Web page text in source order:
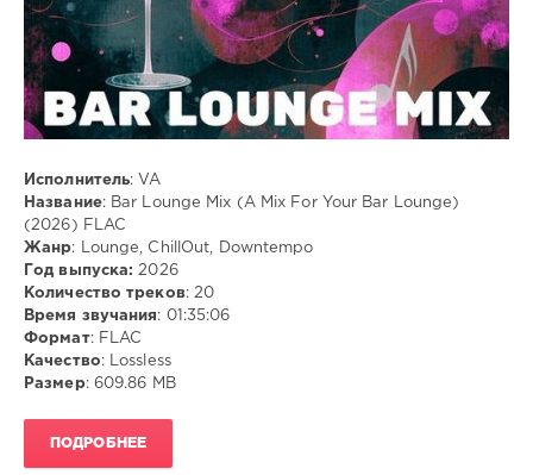
FLAC,
Lounge,
ChillOut
Downtempo
Исполнитель: VA
Название: Bar Lounge Mix (A Mix For Your Bar Lounge)
(2026) FLAC
Жанр: Lounge, ChillOut, Downtempo
Год выпуска: 2026
Количество треков: 20
Время звучания: 01:35:06
Формат: FLAC
Качество: Lossless
Размер: 609.86 MB
ПОДРОБНЕЕ